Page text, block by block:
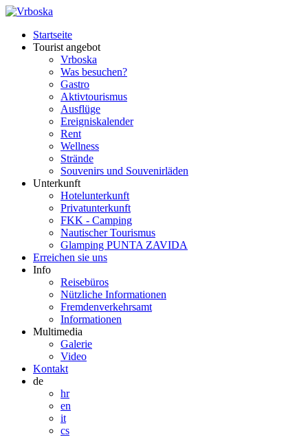
Startseite
Tourist angebot
Vrboska
Was besuchen?
Gastro
Aktivtourismus
Ausflüge
Ereigniskalender
Rent
Wellness
Strände
Souvenirs und Souvenirläden
Unterkunft
Hotelunterkunft
Privatunterkunft
FKK - Camping
Nautischer Tourismus
Glamping PUNTA ZAVIDA
Erreichen sie uns
Info
Reisebüros
Nützliche Informationen
Fremdenverkehrsamt
Informationen
Multimedia
Galerie
Video
Kontakt
de
hr
en
it
cs